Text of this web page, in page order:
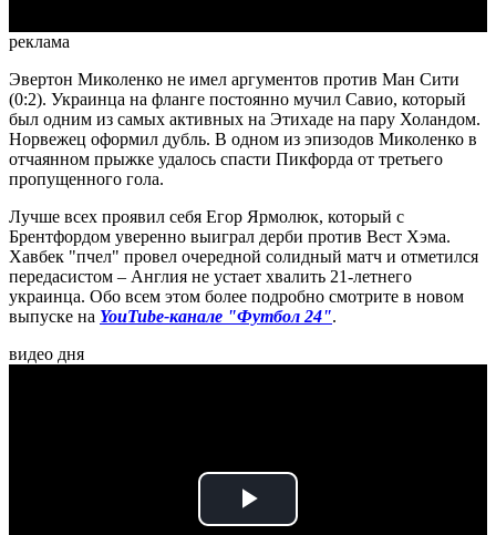
реклама
Эвертон Миколенко не имел аргументов против Ман Сити
(0:2). Украинца на фланге постоянно мучил Савио, который
был одним из самых активных на Этихаде на пару Холандом.
Норвежец оформил дубль. В одном из эпизодов Миколенко в
отчаянном прыжке удалось спасти Пикфорда от третьего
пропущенного гола.
Лучше всех проявил себя Егор Ярмолюк, который с
Брентфордом уверенно выиграл дерби против Вест Хэма.
Хавбек "пчел" провел очередной солидный матч и отметился
передасистом – Англия не устает хвалить 21-летнего
украинца. Обо всем этом более подробно смотрите в новом
выпуске на YouTube-канале "Футбол 24".
видео дня
Play